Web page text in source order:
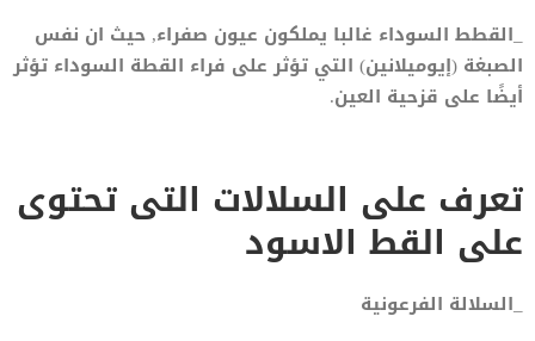
_القطط السوداء غالبا يملكون عيون صفراء, حيث ان نفس
الصبغة (إيوميلانين) التي تؤثر على فراء القطة السوداء تؤثر
أيضًا على قزحية العين.
تعرف على السلالات التى تحتوى
على القط الاسود
_السلالة الفرعونية